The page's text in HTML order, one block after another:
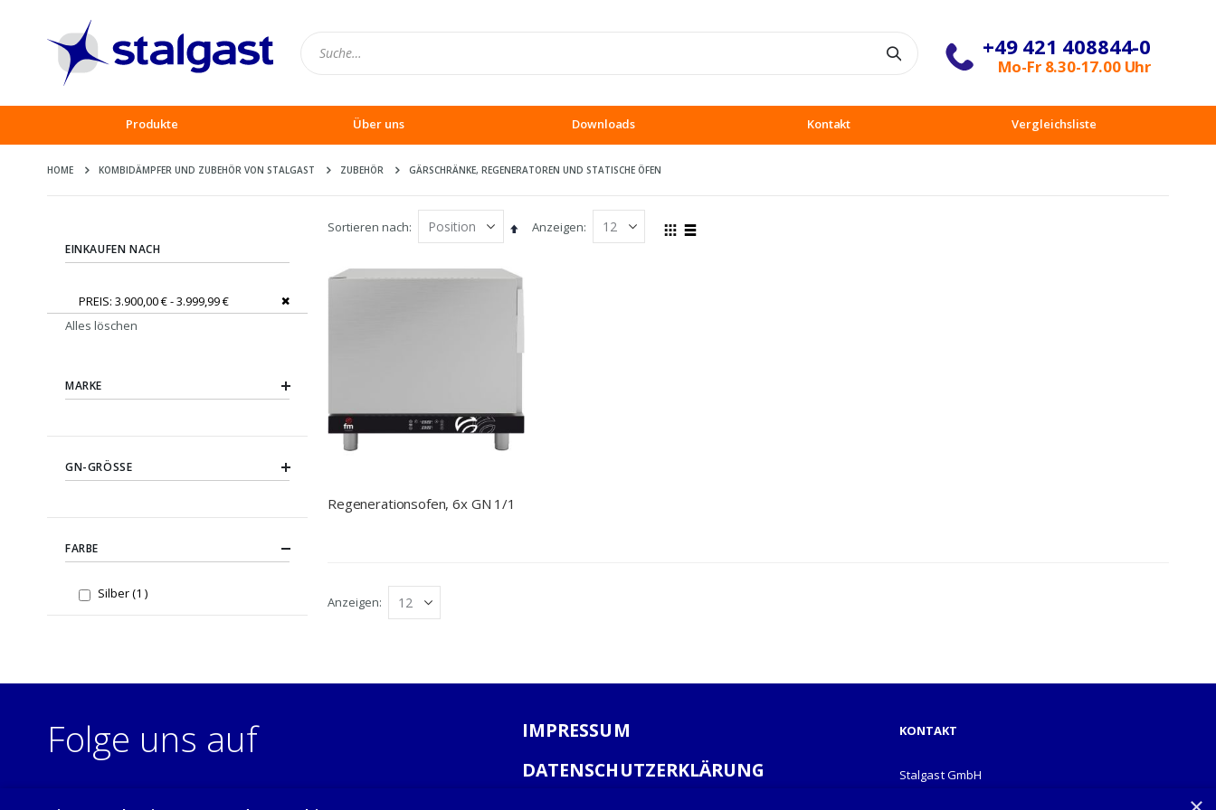
+49 421 408844-0
Mo-Fr 8.30-17.00 Uhr
Produkte Über uns Downloads Kontakt Vergleichsliste
HOME KOMBIDÄMPFER UND ZUBEHÖR VON STALGAST ZUBEHÖR GÄRSCHRÄNKE, REGENERATOREN UND STATISCHE ÖFEN
Sortieren nach
In
Anzeigen
Ansicht
Regenerationsofen, 6x GN 1/1
Anzeigen
EINKAUFEN NACH
PREIS 3.900,00 € - 3.999,99 €
Dies entfernen
Alles löschen
MARKE
GN-GRÖSSE
FARBE
Silber 1 item
Folge uns auf
IMPRESSUM
DATENSCHUTZERKLÄRUNG
KONTAKT
Stalgast GmbH